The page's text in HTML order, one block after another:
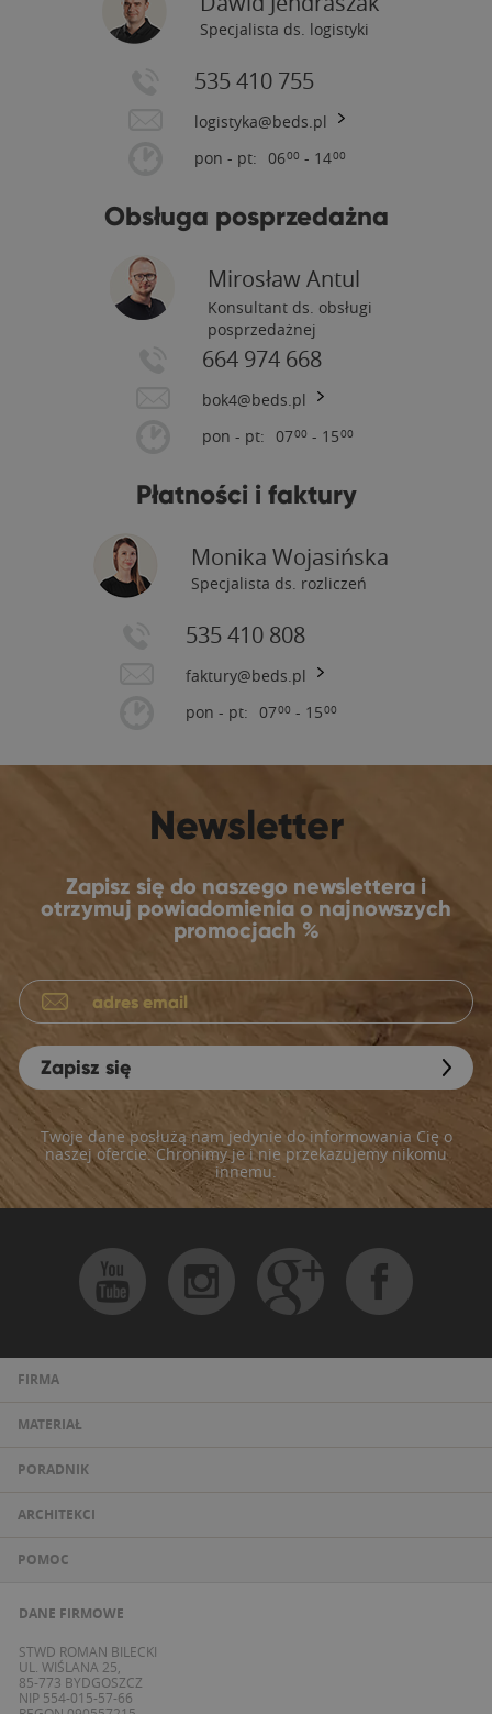
Specjalista ds. logistyki
535 410 755
logistyka@beds.pl
pon - pt: 0600 - 1400
Obsługa posprzedażna
Mirosław Antul
Konsultant ds. obsługi
posprzedażnej
664 974 668
bok4@beds.pl
pon - pt: 0700 - 1500
Płatności i faktury
Monika Wojasińska
Specjalista ds. rozliczeń
535 410 808
faktury@beds.pl
pon - pt: 0700 - 1500
Newsletter
Zapisz się do naszego newslettera i
otrzymuj powiadomienia o najnowszych
promocjach %
Zapisz się
Twoje dane posłużą nam jedynie do informowania Cię o
naszej ofercie. Chronimy je i nie przekazujemy nikomu
innemu.
FIRMA
MATERIAŁ
PORADNIK
ARCHITEKCI
POMOC
DANE FIRMOWE
STWD ROMAN BILECKI
UL. WIŚLANA 25,
85-773 BYDGOSZCZ
NIP 554-015-57-66